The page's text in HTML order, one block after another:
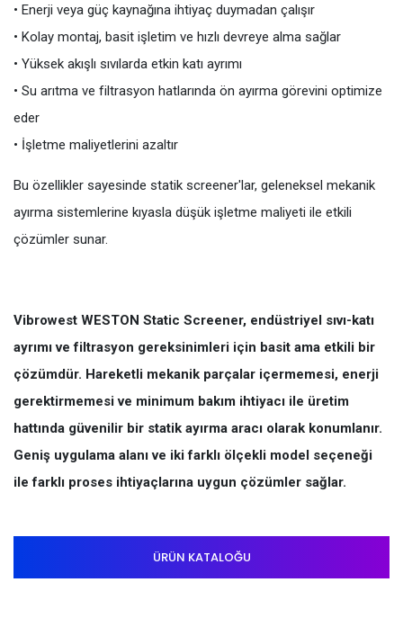
• Enerji veya güç kaynağına ihtiyaç duymadan çalışır
• Kolay montaj, basit işletim ve hızlı devreye alma sağlar
• Yüksek akışlı sıvılarda etkin katı ayrımı
• Su arıtma ve filtrasyon hatlarında ön ayırma görevini optimize
eder
• İşletme maliyetlerini azaltır
Bu özellikler sayesinde statik screener'lar, geleneksel mekanik
ayırma sistemlerine kıyasla düşük işletme maliyeti ile etkili
çözümler sunar.
Vibrowest WESTON Static Screener, endüstriyel sıvı-katı
ayrımı ve filtrasyon gereksinimleri için basit ama etkili bir
çözümdür. Hareketli mekanik parçalar içermemesi, enerji
gerektirmemesi ve minimum bakım ihtiyacı ile üretim
hattında güvenilir bir statik ayırma aracı olarak konumlanır.
Geniş uygulama alanı ve iki farklı ölçekli model seçeneği
ile farklı proses ihtiyaçlarına uygun çözümler sağlar.
ÜRÜN KATALOĞU